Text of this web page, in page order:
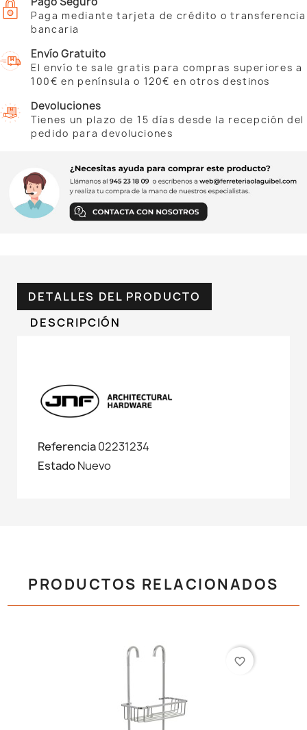
Paga mediante tarjeta de crédito o transferencia
bancaria
Envío Gratuito
El envío te sale gratis para compras superiores a
100€ en península o 120€ en otros destinos
Devoluciones
Tienes un plazo de 15 días desde la recepción del
pedido para devoluciones
DETALLES DEL PRODUCTO
DESCRIPCIÓN
Referencia02231234
EstadoNuevo
PRODUCTOS RELACIONADOS
favorite_border